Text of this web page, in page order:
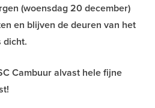
(woensdag 20 december)
en blijven de deuren van het
dicht.
Cambuur alvast hele fijne